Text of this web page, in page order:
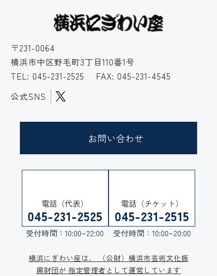
〒231-0064
横浜市中区野毛町3丁目110番1号
TEL: 045-231-2525
FAX: 045-231-4545
公式SNS
お問い合わせ
電話（代表）
045-231-2525
受付時間：10:00~22:00
電話（チケット）
045-231-2515
受付時間：10:00~20:00
横浜にぎわい座は、
（公財）横浜市芸術文化振
興財団が 指定管理者として運営しています